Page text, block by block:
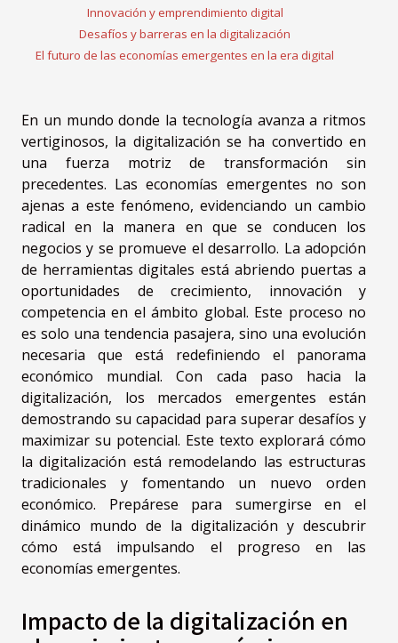
Innovación y emprendimiento digital
Desafíos y barreras en la digitalización
El futuro de las economías emergentes en la era digital
En un mundo donde la tecnología avanza a ritmos
vertiginosos, la digitalización se ha convertido en
una fuerza motriz de transformación sin
precedentes. Las economías emergentes no son
ajenas a este fenómeno, evidenciando un cambio
radical en la manera en que se conducen los
negocios y se promueve el desarrollo. La adopción
de herramientas digitales está abriendo puertas a
oportunidades de crecimiento, innovación y
competencia en el ámbito global. Este proceso no
es solo una tendencia pasajera, sino una evolución
necesaria que está redefiniendo el panorama
económico mundial. Con cada paso hacia la
digitalización, los mercados emergentes están
demostrando su capacidad para superar desafíos y
maximizar su potencial. Este texto explorará cómo
la digitalización está remodelando las estructuras
tradicionales y fomentando un nuevo orden
económico. Prepárese para sumergirse en el
dinámico mundo de la digitalización y descubrir
cómo está impulsando el progreso en las
economías emergentes.
Impacto de la digitalización en